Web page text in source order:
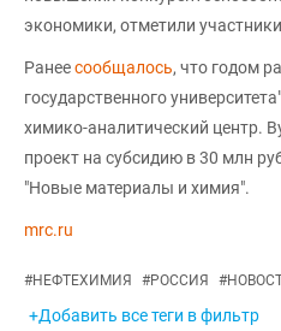
экономики, отметили
Ранеесообщалось, что годом
государственного
химико-аналитический центр.
проект на субсидию в 30 млн
"Новые материалы и химия".
mrc.ru
#НЕФТЕХИМИЯ #РОССИЯ #
+Добавить все теги в фильтр